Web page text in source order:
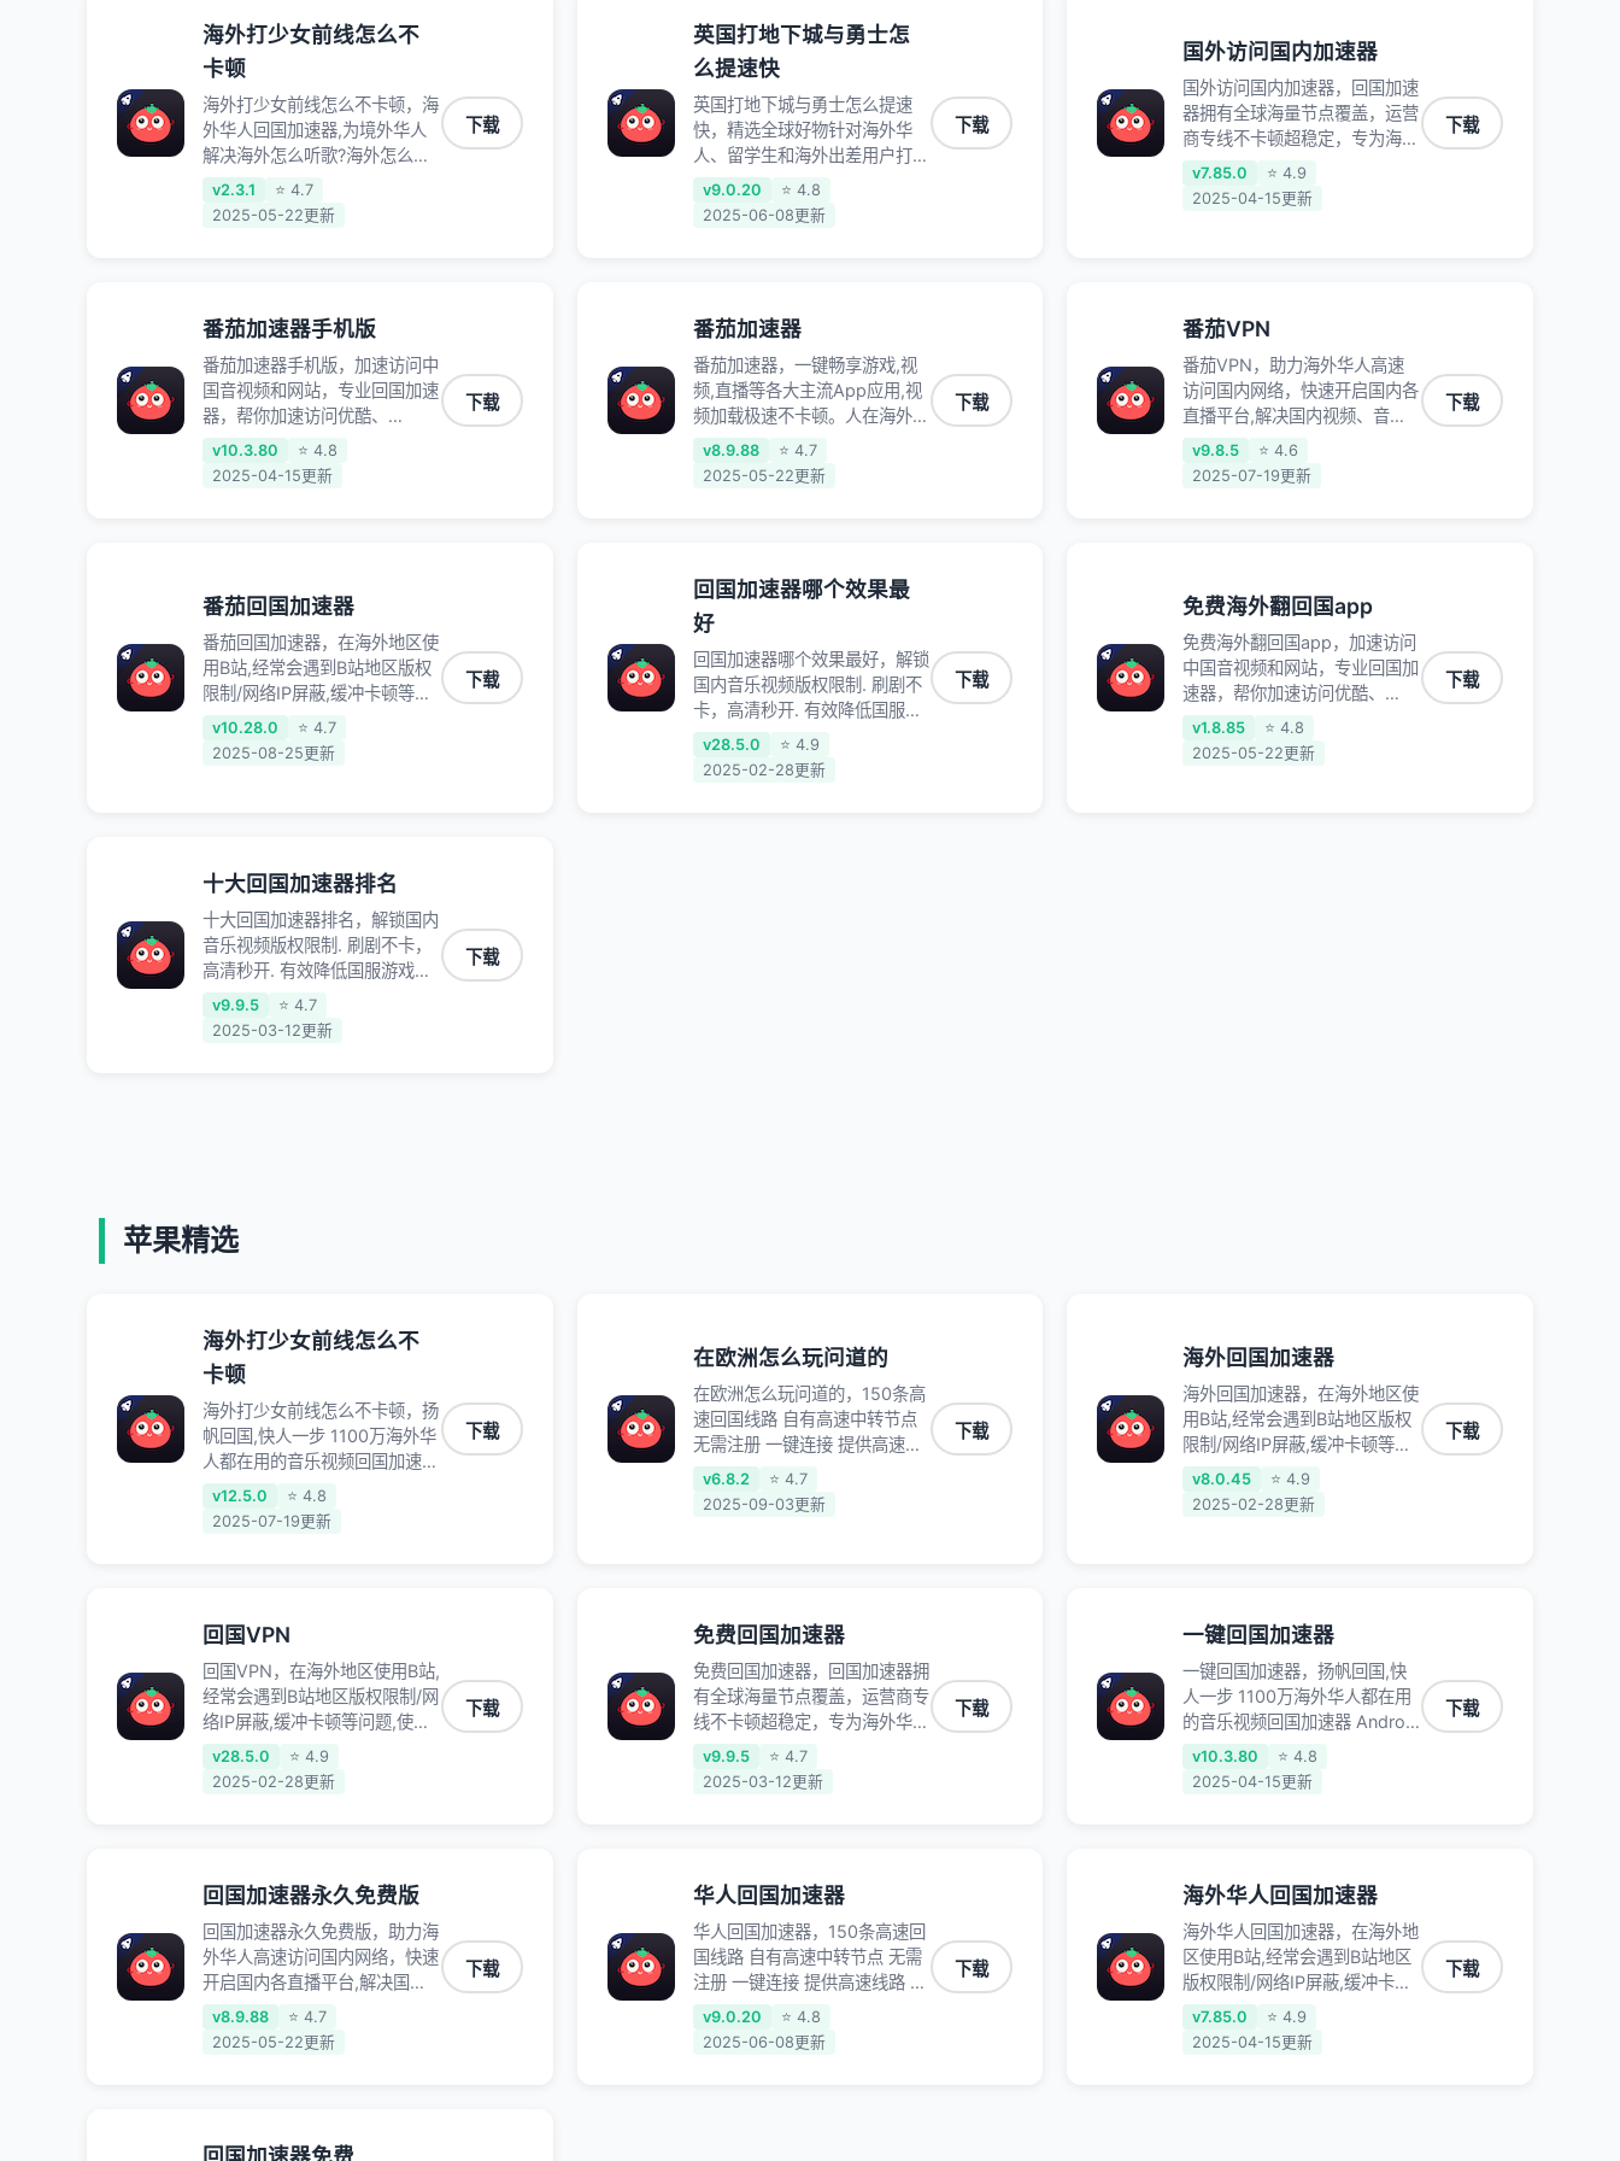
海外打少女前线怎么不
卡顿
海外打少女前线怎么不卡顿，海
外华人回国加速器,为境外华人
解决海外怎么听歌?海外怎么看
剧?海外怎么玩游戏不卡等境外
难题,全球回国稳定国内节点,专
v2.3.1
⭐ 4.7
2025-05-22更新
下载
英国打地下城与勇士怎
么提速快
英国打地下城与勇士怎么提速
快，精选全球好物针对海外华
人、留学生和海外出差用户打造
的一款高质量专属回国加速器,
只要身处海外即可一键加速畅享
v9.0.20
⭐ 4.8
2025-06-08更新
下载
国外访问国内加速器
国外访问国内加速器，回国加速
器拥有全球海量节点覆盖，运营
商专线不卡顿超稳定，专为海外
华人和留学生打造，帮助海外华
人免除地域限制，随时高速稳定
v7.85.0
⭐ 4.9
2025-04-15更新
下载
番茄加速器手机版
番茄加速器手机版，加速访问中
国音视频和网站，专业回国加速
器，帮你加速访问优酷、
bilibili、腾讯视频、爱奇艺等，
加速国服游戏，例如原神、阴阳
各种服务,回国加速器致力于帮
助海外华人和留学生、港澳台地
区用户提供最好的回国游戏和音
乐视频加速服务，可以在海外或
港澳台地区流畅加速国服游戏和
音视频服务，提供专业稳定的全
球回国线路和游戏加速专线。能
制，带你穿梭加速回国。目前已
有上百万用户，用户整体好评
95%以上，一对一在线客服支
持，保障你的使用体验。
v10.3.80
⭐ 4.8
2025-04-15更新
下载
番茄加速器
番茄加速器，一键畅享游戏,视
频,直播等各大主流App应用,视
频加载极速不卡顿。人在海外听
歌,玩国服游戏 简单易用。
v8.9.88
⭐ 4.7
2025-05-22更新
下载
番茄VPN
番茄VPN，助力海外华人高速
访问国内网络，快速开启国内各
直播平台,解决国内视频、音乐
卡顿问题；更能加速海量国服游
戏，超低延迟稳定不掉线,畅享
v9.8.5
⭐ 4.6
2025-07-19更新
下载
番茄回国加速器
番茄回国加速器，在海外地区使
用B站,经常会遇到B站地区版权
限制/网络IP屏蔽,缓冲卡顿等问
题,使用我们的哔哩哔哩专用回
国VPN,可加速解决各类网络问
v10.28.0
⭐ 4.7
2025-08-25更新
下载
回国加速器哪个效果最
好
回国加速器哪个效果最好，解锁
国内音乐视频版权限制. 刷剧不
卡，高清秒开. 有效降低国服游
戏延迟. 提升国内主流应用访问
速度 ; 独创加速黑科技 · 海量边
v28.5.0
⭐ 4.9
2025-02-28更新
下载
免费海外翻回国app
免费海外翻回国app，加速访问
中国音视频和网站，专业回国加
速器，帮你加速访问优酷、
bilibili、腾讯视频、爱奇艺等，
加速国服游戏，例如原神、阴阳
v1.8.85
⭐ 4.8
2025-05-22更新
下载
十大回国加速器排名
十大回国加速器排名，解锁国内
音乐视频版权限制. 刷剧不卡，
高清秒开. 有效降低国服游戏延
迟. 提升国内主流应用访问速度
; 独创加速黑科技 · 海量边缘. 动
v9.9.5
⭐ 4.7
2025-03-12更新
下载
苹果精选
海外打少女前线怎么不
卡顿
海外打少女前线怎么不卡顿，扬
帆回国,快人一步 1100万海外华
人都在用的音乐视频回国加速器
Android iOS Windows Mac
TV VIP 支持多种加速场景 了解
v12.5.0
⭐ 4.8
2025-07-19更新
下载
在欧洲怎么玩问道的
在欧洲怎么玩问道的，150条高
速回国线路 自有高速中转节点
无需注册 一键连接 提供高速线
路 应用内直达视频音乐app,快
人一步 应用模式 App互不干扰
v6.8.2
⭐ 4.7
2025-09-03更新
下载
海外回国加速器
海外回国加速器，在海外地区使
用B站,经常会遇到B站地区版权
限制/网络IP屏蔽,缓冲卡顿等问
题,使用我们的哔哩哔哩专用回
国VPN,可加速解决各类网络问
v8.0.45
⭐ 4.9
2025-02-28更新
下载
回国VPN
回国VPN，在海外地区使用B站,
经常会遇到B站地区版权限制/网
络IP屏蔽,缓冲卡顿等问题,使用
我们的哔哩哔哩专用回国VPN,
可加速解决各类网络问题,一键
v28.5.0
⭐ 4.9
2025-02-28更新
下载
免费回国加速器
免费回国加速器，回国加速器拥
有全球海量节点覆盖，运营商专
线不卡顿超稳定，专为海外华人
和留学生打造，帮助海外华人免
除地域限制，随时高速稳定低延
v9.9.5
⭐ 4.7
2025-03-12更新
下载
一键回国加速器
一键回国加速器，扬帆回国,快
人一步 1100万海外华人都在用
的音乐视频回国加速器 Android
iOS Windows Mac TV VIP 支
持多种加速场景 了解更多 看视
v10.3.80
⭐ 4.8
2025-04-15更新
下载
回国加速器永久免费版
回国加速器永久免费版，助力海
外华人高速访问国内网络，快速
开启国内各直播平台,解决国内
视频、音乐卡顿问题；更能加速
海量国服游戏，超低延迟稳定不
v8.9.88
⭐ 4.7
2025-05-22更新
下载
华人回国加速器
华人回国加速器，150条高速回
国线路 自有高速中转节点 无需
注册 一键连接 提供高速线路 应
用内直达视频音乐app,快人一
步 应用模式 App互不干扰 不间
v9.0.20
⭐ 4.8
2025-06-08更新
下载
海外华人回国加速器
海外华人回国加速器，在海外地
区使用B站,经常会遇到B站地区
版权限制/网络IP屏蔽,缓冲卡顿
等问题,使用我们的哔哩哔哩专
用回国VPN,可加速解决各类网
v7.85.0
⭐ 4.9
2025-04-15更新
下载
回国加速器免费